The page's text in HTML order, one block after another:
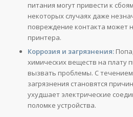
питания могут привести к
некоторых случаях даже
повреждение контакта может
принтера.
Коррозия и загрязнения:
химических веществ на плату
вызвать проблемы. С
загрязнения становятся
ухудшает электрические
поломке устройства.